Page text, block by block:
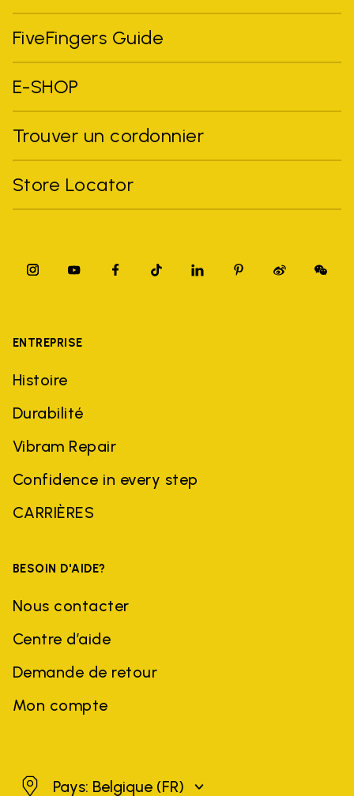
FiveFingers Guide
E-SHOP
Trouver un cordonnier
Store Locator
ENTREPRISE
Histoire
Durabilité
Vibram Repair
Confidence in every step
CARRIÈRES
BESOIN D'AIDE?
Nous contacter
Centre d’aide
Demande de retour
Mon compte
BelgiquePays: Belgique (FR)